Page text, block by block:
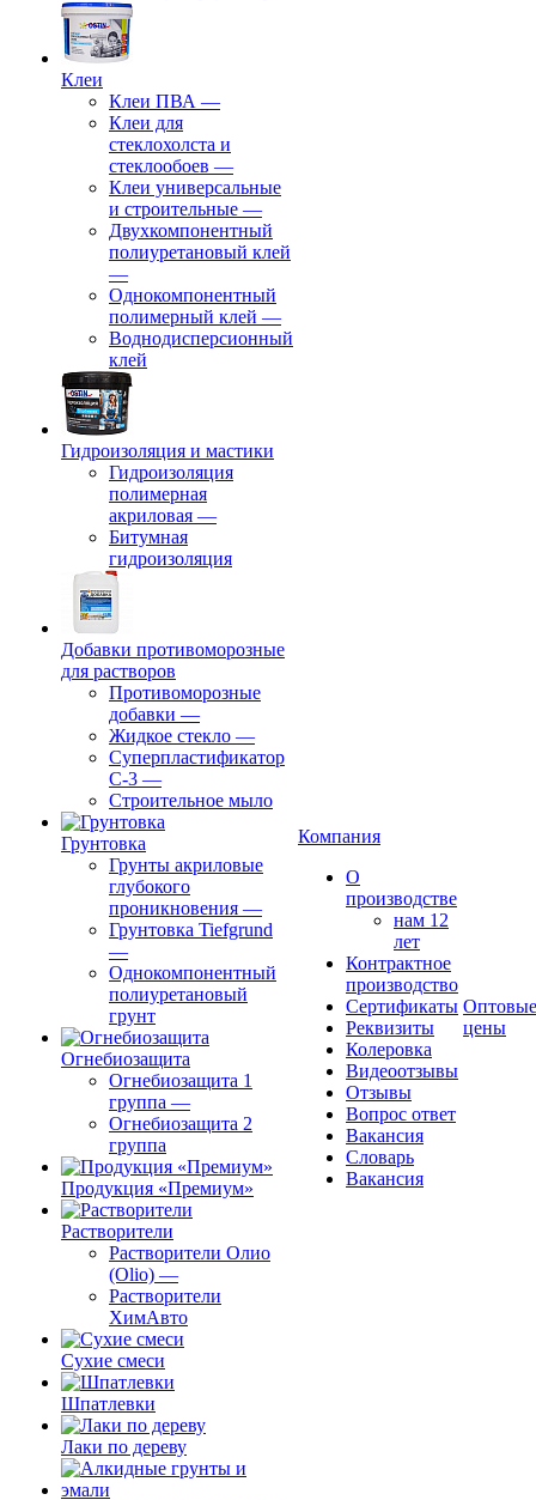
Клеи
Клеи ПВА —
Клеи для
стеклохолста и
стеклообоев —
Клеи универсальные
и строительные —
Двухкомпонентный
полиуретановый клей
—
Однокомпонентный
полимерный клей —
Воднодисперсионный
клей
Гидроизоляция и мастики
Гидроизоляция
полимерная
акриловая —
Битумная
гидроизоляция
Добавки противоморозные
для растворов
Противоморозные
добавки —
Жидкое стекло —
Суперпластификатор
С-3 —
Строительное мыло
Грунтовка
Грунты акриловые
глубокого
проникновения —
Грунтовка Tiefgrund
—
Однокомпонентный
полиуретановый
грунт
Огнебиозащита
Огнебиозащита 1
группа —
Огнебиозащита 2
группа
Продукция «Премиум»
Растворители
Растворители Олио
(Olio) —
Растворители
ХимАвто
Сухие смеси
Шпатлевки
Лаки по дереву
Компания
О
производстве
нам 12
лет
Контрактное
производство
Сертификаты
Реквизиты
Колеровка
Видеоотзывы
Отзывы
Вопрос ответ
Вакансия
Словарь
Вакансия
Оптовые
цены